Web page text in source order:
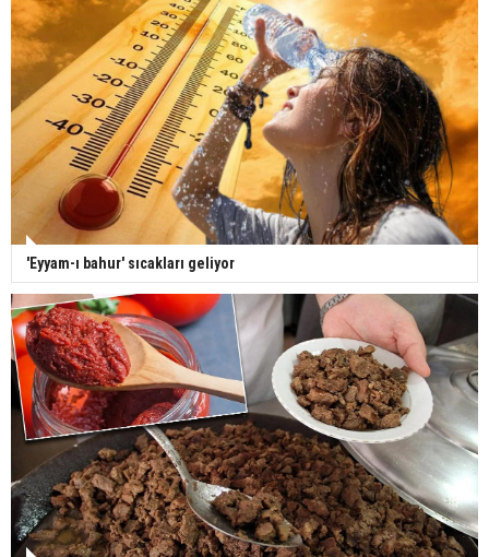
'Eyyam-ı bahur' sıcakları geliyor